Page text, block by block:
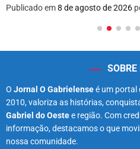
Publicado em8 de agosto de 2026
SOBRE
O Jornal O Gabrielenseé um portal
2010, valoriza as histórias,
Gabriel do Oestee região. Com
informação, destacamos o que
nossa comunidade.